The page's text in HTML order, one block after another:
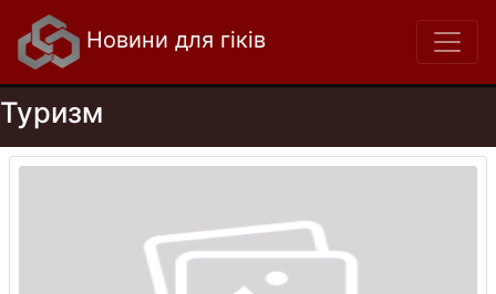
Новини для гіків
Туризм